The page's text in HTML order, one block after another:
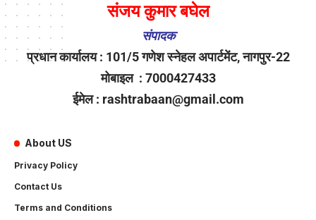
संजय कुमार बघेल
संपादक
प्रधान कार्यालय : 101/5 गणेश स्नेहल अपार्टमेंट, नागपुर-22
मोबाइल : 7000427433
ईमेल : rashtrabaan@gmail.com
About US
Privacy Policy
Contact Us
Terms and Conditions